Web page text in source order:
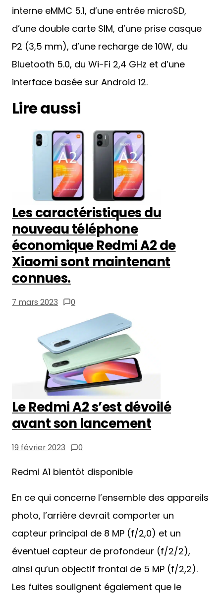
interne eMMC 5.1, d’une entrée microSD,
d’une double carte SIM, d’une prise casque
P2 (3,5 mm), d’une recharge de 10W, du
Bluetooth 5.0, du Wi-Fi 2,4 GHz et d’une
interface basée sur Android 12.
Lire aussi
Les caractéristiques du
nouveau téléphone
économique Redmi A2 de
Xiaomi sont maintenant
connues.
7 mars 2023 0
Le Redmi A2 s’est dévoilé
avant son lancement
19 février 2023 0
Redmi A1 bientôt disponible
En ce qui concerne l’ensemble des appareils
photo, l’arrière devrait comporter un
capteur principal de 8 MP (f/2,0) et un
éventuel capteur de profondeur (f/2/2),
ainsi qu’un objectif frontal de 5 MP (f/2,2).
Les fuites soulignent également que le